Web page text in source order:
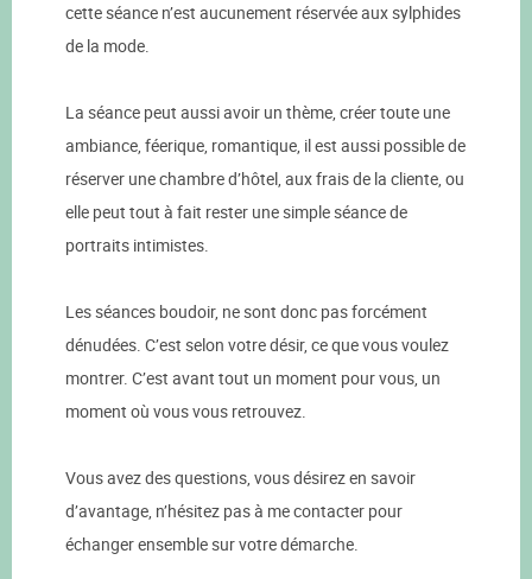
cette séance n’est aucunement réservée aux sylphides
de la mode.
La séance peut aussi avoir un thème, créer toute une
ambiance, féerique, romantique, il est aussi possible de
réserver une chambre d’hôtel, aux frais de la cliente, ou
elle peut tout à fait rester une simple séance de
portraits intimistes.
Les séances boudoir, ne sont donc pas forcément
dénudées. C’est selon votre désir, ce que vous voulez
montrer. C’est avant tout un moment pour vous, un
moment où vous vous retrouvez.
Vous avez des questions, vous désirez en savoir
d’avantage, n’hésitez pas à me contacter pour
échanger ensemble sur votre démarche.